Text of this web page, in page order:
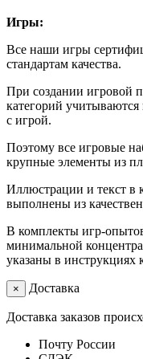
Игры:
Все наши игры
стандартам качества.
При создании игровой
категорий учитываются
с игрой.
Поэтому все игровые
крупные элементы из
Иллюстрации и текст в
выполнены из
В комплекты игр-
минимальной
указаны в инструкциях
× Доставка
Доставка заказов
Почту России